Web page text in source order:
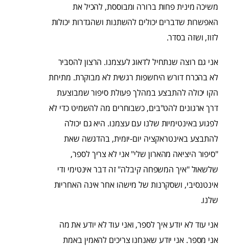
משיכה מינית פחות ברורה ומבוססת, להכיל את
האפשרות שדברים יכולים להשתנות ושהגדרות יכולות
לזוז, ושזה בסדר.
אני גם רוצה שנתחיל לדאוג לעצמנו. הרצון להסביר
לא בהכרח דורש היחשפות רגשית לא מבוקרת. מתיחת
הקו יכולה להתבצע במהלך פעולת סיפור שמבוצעת
דרך ארגונים להט"בים, כשבוחרים מה להשמיט כדי לא
לפגוע באינטימיות שלנו עם עצמנו. היא גם יכולה
להתבצע באינטראקציה יום-יומית, בהדגשה שאת
"סיפור היציאה מהארון שלי" אני לא צריך לספר,
שלשאול "איך המשפחה קיבלה" זה דבר אינטימי ודי
אינטנסיבי, ושסקרנות של מישהו אחר אינה האחריות
שלנו.
אני עוד לא יודע איך לספר, ואני עוד לא יודע את מה
אני מספר. אני יודע שאנחנו צריכים להאמין באמת